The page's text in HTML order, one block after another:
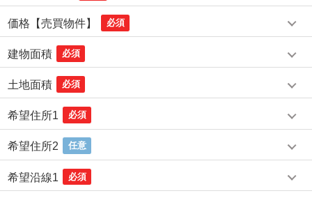
価格【売買物件】 必須
建物面積 必須
土地面積 必須
希望住所1 必須
希望住所2 任意
希望沿線1 必須